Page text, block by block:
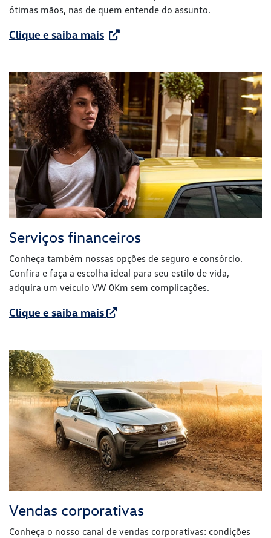
ótimas mãos, nas de quem entende do assunto.
Clique e saiba mais
Serviços financeiros
Conheça também nossas opções de seguro e consórcio.
Confira e faça a escolha ideal para seu estilo de vida,
adquira um veículo VW 0Km sem complicações.
Clique e saiba mais
Vendas corporativas
Conheça o nosso canal de vendas corporativas: condições